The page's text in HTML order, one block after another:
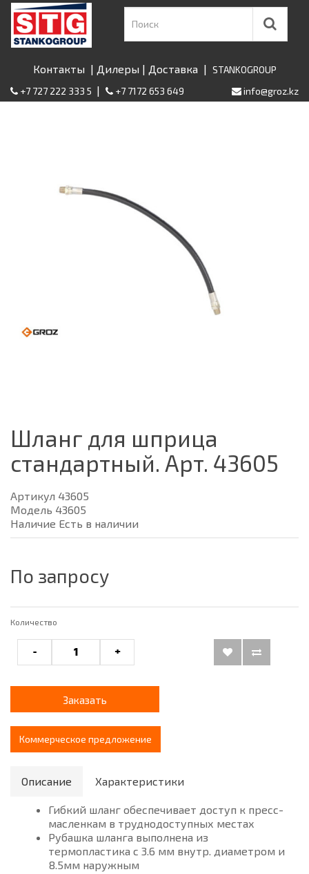
Контакты | Дилеры | Доставка | STANKOGROUP
+7 727 222 333 5 | +7 7172 653 649 info@groz.kz
Шланг для шприца
стандартный. Арт. 43605
Артикул 43605
Модель 43605
Наличие Есть в наличии
По запросу
Количество
- +
Заказать
Коммерческое предложение
Описание Характеристики
Гибкий шланг обеспечивает доступ к пресс-
масленкам в труднодоступных местах
Рубашка шланга выполнена из
термопластика с 3.6 мм внутр. диаметром и
8.5мм наружным